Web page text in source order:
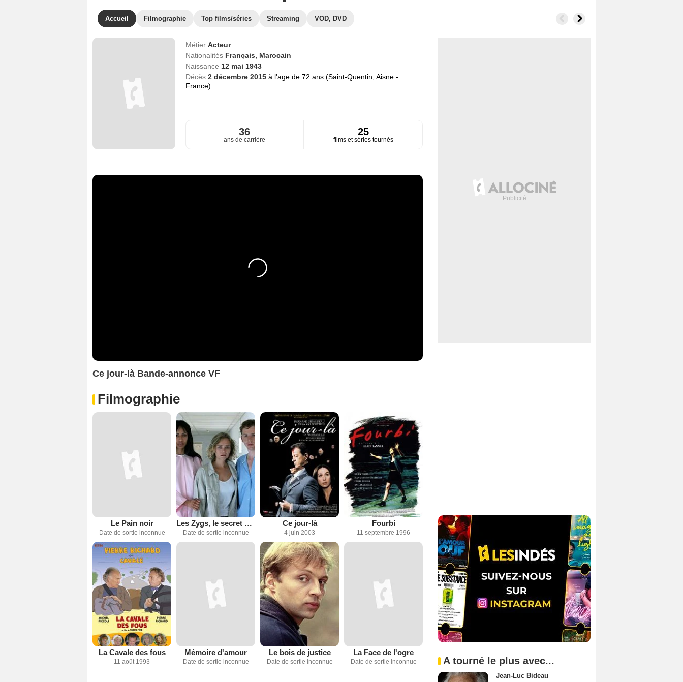
Accueil Filmographie Top films/séries Streaming VOD, DVD
Métier Acteur
Nationalités Français, Marocain
Naissance 12 mai 1943
Décès 2 décembre 2015 à l'age de 72 ans (Saint-Quentin, Aisne -
France)
36
ans de carrière
25
films et séries tournés
Ce jour-là Bande-annonce VF
Filmographie
Le Pain noir
Date de sortie inconnue
Les Zygs, le secret des disparus
Date de sortie inconnue
Ce jour-là
4 juin 2003
Fourbi
11 septembre 1996
La Cavale des fous
11 août 1993
Mémoire d'amour
Date de sortie inconnue
Le bois de justice
Date de sortie inconnue
La Face de l'ogre
Date de sortie inconnue A tourné le plus avec...
Jean-Luc Bideau